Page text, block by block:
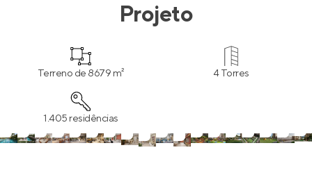
Projeto
Terreno de 8679 m² 4 Torres
1.405 residências